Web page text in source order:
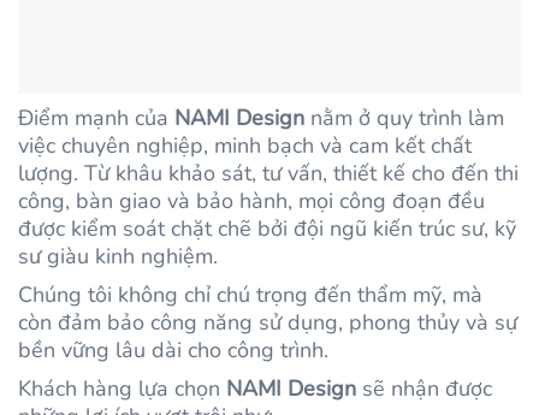
Điểm mạnh của NAMI Design nằm ở quy trình làm
việc chuyên nghiệp, minh bạch và cam kết chất
lượng. Từ khâu khảo sát, tư vấn, thiết kế cho đến thi
công, bàn giao và bảo hành, mọi công đoạn đều
được kiểm soát chặt chẽ bởi đội ngũ kiến trúc sư, kỹ
sư giàu kinh nghiệm.
Chúng tôi không chỉ chú trọng đến thẩm mỹ, mà
còn đảm bảo công năng sử dụng, phong thủy và sự
bền vững lâu dài cho công trình.
Khách hàng lựa chọn NAMI Design sẽ nhận được